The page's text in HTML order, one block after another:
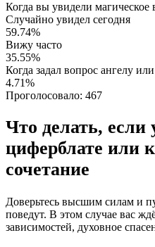
Когда вы увидели магическое
Случайно увидел сегодня
59.74%
Вижу часто
35.55%
Когда задал вопрос ангелу
4.71%
Проголосовало: 467
Что делать, если
циферблате или
сочетание
Доверьтесь высшим силам и
поведут. В этом случае вас
зависимостей, духовное